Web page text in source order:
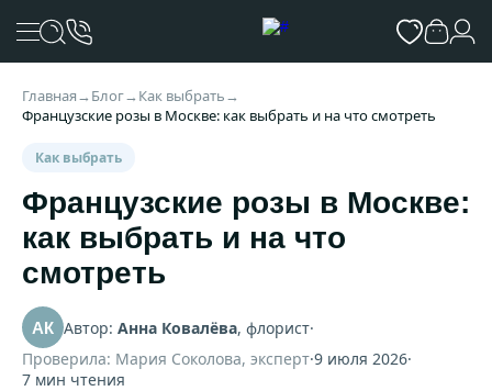
Главная→ Блог→ Как выбрать→
Французские розы в Москве: как выбрать и на что смотреть
Как выбрать
Французские розы в Москве:
как выбрать и на что
смотреть
АК Автор: Анна Ковалёва, флорист·
Проверила: Мария Соколова, эксперт·9 июля 2026·
7 мин чтения